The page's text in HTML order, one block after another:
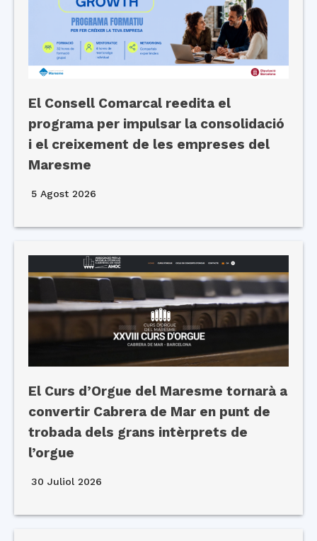
El Consell Comarcal reedita el
programa per impulsar la consolidació
i el creixement de les empreses del
Maresme
5 Agost 2026
El Curs d’Orgue del Maresme tornarà a
convertir Cabrera de Mar en punt de
trobada dels grans intèrprets de
l’orgue
30 Juliol 2026